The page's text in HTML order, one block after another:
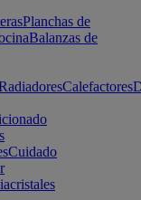
Planchas de
Balanzas de
Calefactores
Cuidado